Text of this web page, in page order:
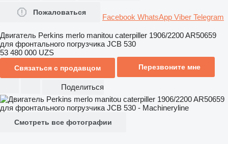
Пожаловаться
Facebook WhatsApp Viber Telegram
Двигатель Perkins merlo manitou caterpiller 1906/2200 AR50659
для фронтального погрузчика JCB 530
53 480 000 UZS
Связаться с продавцом Перезвоните мне
Поделиться
Смотреть все фотографии